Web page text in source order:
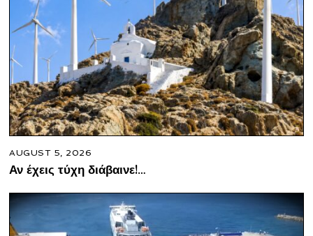
AUGUST 5, 2026
Αν έχεις τύχη διάβαινε!…